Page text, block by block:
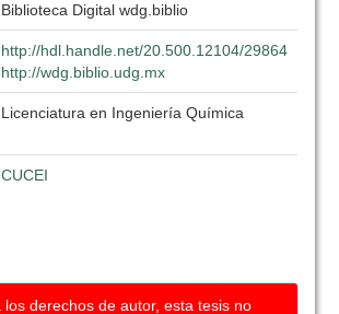
Biblioteca Digital wdg.biblio
http://hdl.handle.net/20.500.12104/29864
http://wdg.biblio.udg.mx
Licenciatura en Ingeniería Química
CUCEI
los derechos de autor, esta tesis no